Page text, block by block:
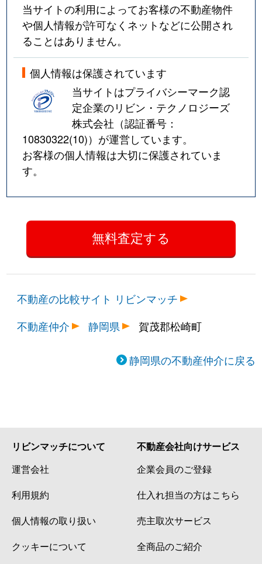
当サイトの利用によってお客様の不動産物件
や個人情報が許可なくネットなどに公開され
ることはありません。
個人情報は保護されています
当サイトはプライバシーマーク認
定企業のリビン・テクノロジーズ
株式会社（認証番号：
10830322(10)）が運営しています。
お客様の個人情報は大切に保護されていま
す。
不動産の比較サイト リビンマッチ
不動産仲介
静岡県 賀茂郡松崎町
静岡県の不動産仲介に戻る
リビンマッチについて
運営会社
利用規約
個人情報の取り扱い
クッキーについて
不動産会社向けサービス
企業会員のご登録
仕入れ担当の方はこちら
売主取次サービス
全商品のご紹介